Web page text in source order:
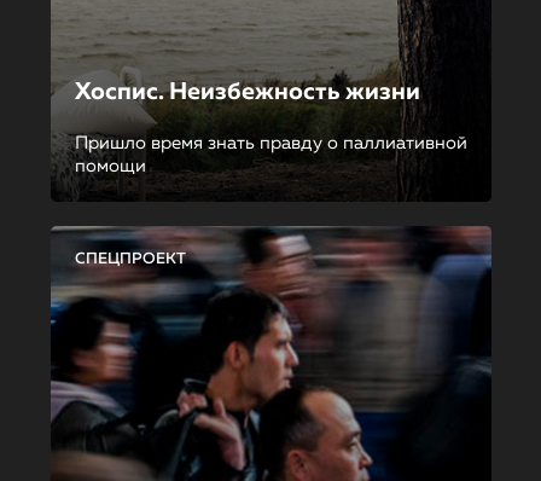
Хоспис. Неизбежность жизни
Пришло время знать правду о паллиативной
помощи
СПЕЦПРОЕКТ